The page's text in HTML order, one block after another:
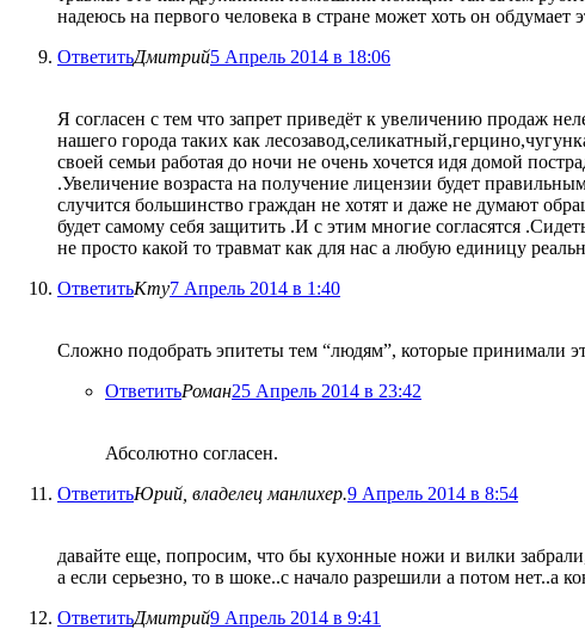
надеюсь на первого человека в стране может хоть он обдумает
ОтветитьДмитрий5 Апрель 2014 в 18:06
Я согласен с тем что запрет приведёт к увеличению продаж
нашего города таких как
своей семьи работая до ночи не очень хочется идя домой
.Увеличение возраста на получение лицензии будет
случится большинство граждан не хотят и даже не думают
будет самому себя защитить .И с этим многие согласятся
не просто какой то травмат как для нас а любую единицу
ОтветитьКту7 Апрель 2014 в 1:40
Сложно подобрать эпитеты тем “людям”, которые принимали
ОтветитьРоман25 Апрель 2014 в 23:42
Абсолютно согласен.
ОтветитьЮрий, владелец манлихер.9 Апрель 2014 в 8:54
давайте еще, попросим, что бы кухонные ножи и вилки
а если серьезно, то в шоке..с начало разрешили а потом нет..а
ОтветитьДмитрий9 Апрель 2014 в 9:41